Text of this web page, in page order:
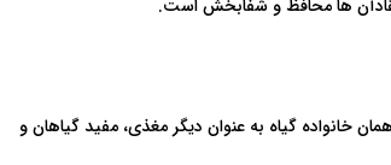
ها محافظ و شفابخش است.
خانواده گیاه به عنوان دیگر مغذی، مفید گیاهان و